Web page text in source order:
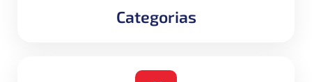
Categorias